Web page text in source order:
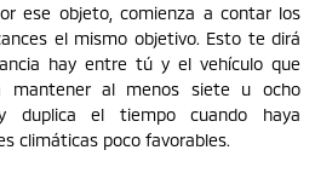
ese objeto, comienza a contar los
el mismo objetivo. Esto te dirá
hay entre tú y el vehículo que
al menos siete u ocho
duplica el tiempo cuando haya
climáticas poco favorables.